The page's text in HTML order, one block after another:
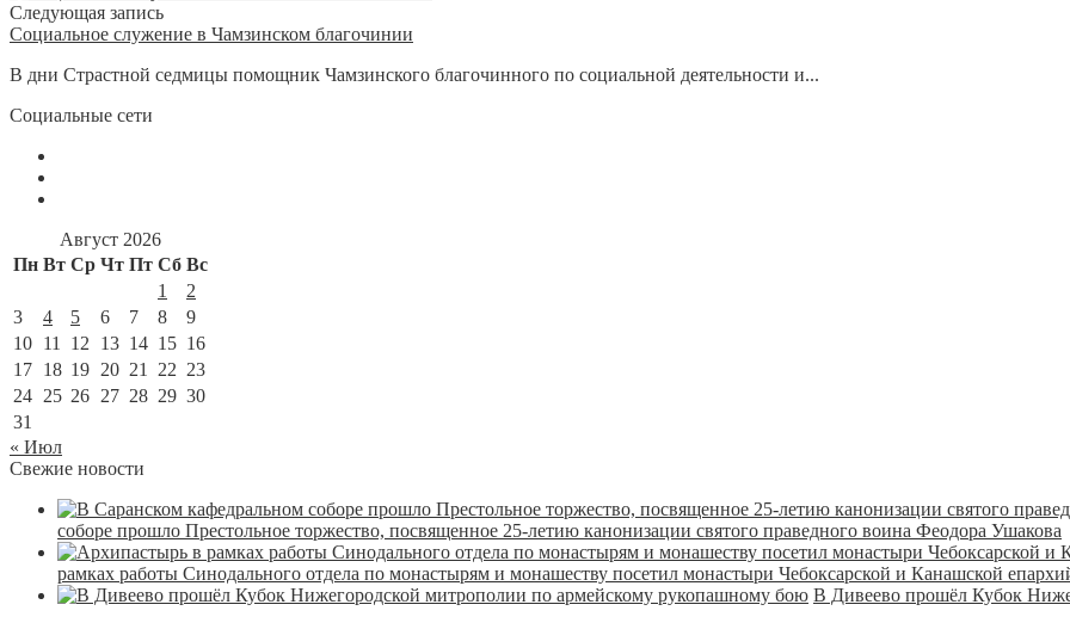
Следующая запись
Социальное служение в Чамзинском благочинии
В дни Страстной седмицы помощник Чамзинского благочинного по социальной деятельности и...
Социальные сети
Август 2026
Пн Вт Ср Чт Пт Сб Вс
1
2
3
4 5 6 7 8
9
10 11 12 13 14 15 16
17 18 19 20 21 22 23
24 25 26 27 28 29 30
31
« Июл
Свежие новости
соборе прошло Престольное торжество, посвященное 25-летию канонизации святого праведного воина Феодора Ушакова
рамках работы Синодального отдела по монастырям и монашеству посетил монастыри Чебоксарской и Канашской
В Дивеево прошёл Кубок